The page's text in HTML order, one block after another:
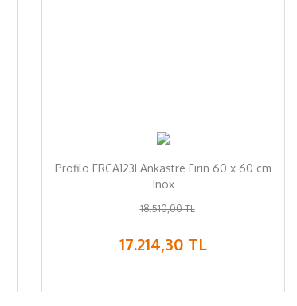
Profilo FRCA123I Ankastre Fırın 60 x 60 cm
Inox
18.510,00 TL
17.214,30 TL